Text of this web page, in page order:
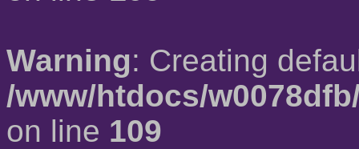
Warning: Creating
/www/htdocs/
on line 109